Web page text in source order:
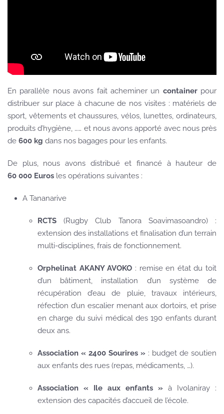
En parallèle nous avons fait acheminer un containerpour
distribuer sur place à chacune de nos visites : matériels de
sport, vêtements et chaussures, vélos, lunettes, ordinateurs,
produits d’hygiène, …… et nous avons apporté avec nous près
de 600 kg dans nos bagages pour les enfants.
De plus, nous avons distribué et financé à hauteur de
60 000 Euros les opérations suivantes :
A Tananarive
RCTS(Rugby Club Tanora Soavimasoandro) :
extension des installations et finalisation d’un terrain
multi-disciplines, frais de fonctionnement.
Orphelinat AKANY AVOKO : remise en état du toit
d’un bâtiment, installation d’un système de
récupération d’eau de pluie, travaux intérieurs,
réfection d’un escalier menant aux dortoirs, et prise
en charge du suivi médical des 190 enfants durant
deux ans.
Association « 2400 Sourires » : budget de soutien
aux enfants des rues (repas, médicaments, …).
Association « Ile aux enfants » à Ivolaniray :
extension des capacités d’accueil de l’école.